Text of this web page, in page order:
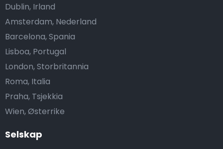
Selskap
Dublin, Irland
Amsterdam, Nederland
Barcelona, Spania
Lisboa, Portugal
London, Storbritannia
Roma, Italia
Praha, Tsjekkia
Wien, Østerrike